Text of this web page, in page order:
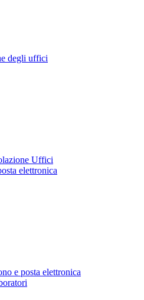
degli uffici
Uffici
elettronica
e posta elettronica